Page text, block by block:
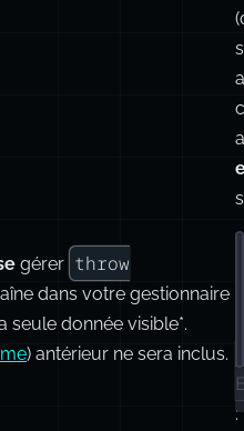
gérer throw
dans votre gestionnaire
seule donnée visible*.
) antérieur ne sera inclus.
: